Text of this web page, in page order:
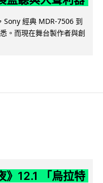
Sony 經典 MDR-7506 到
。而現在舞台製作者與創
》12.1 「烏拉特